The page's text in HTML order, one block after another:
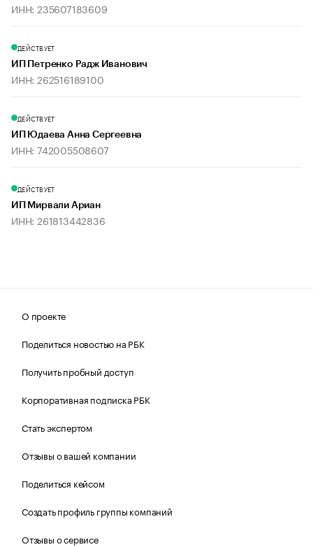
ИНН: 235607183609
ДЕЙСТВУЕТ
ИП Петренко Радж Иванович
ИНН: 262516189100
ДЕЙСТВУЕТ
ИП Юдаева Анна Сергеевна
ИНН: 742005508607
ДЕЙСТВУЕТ
ИП Мирвали Ариан
ИНН: 261813442836
О проекте
Поделиться новостью на РБК
Получить пробный доступ
Корпоративная подписка РБК
Стать экспертом
Отзывы о вашей компании
Поделиться кейсом
Создать профиль группы компаний
Отзывы о сервисе